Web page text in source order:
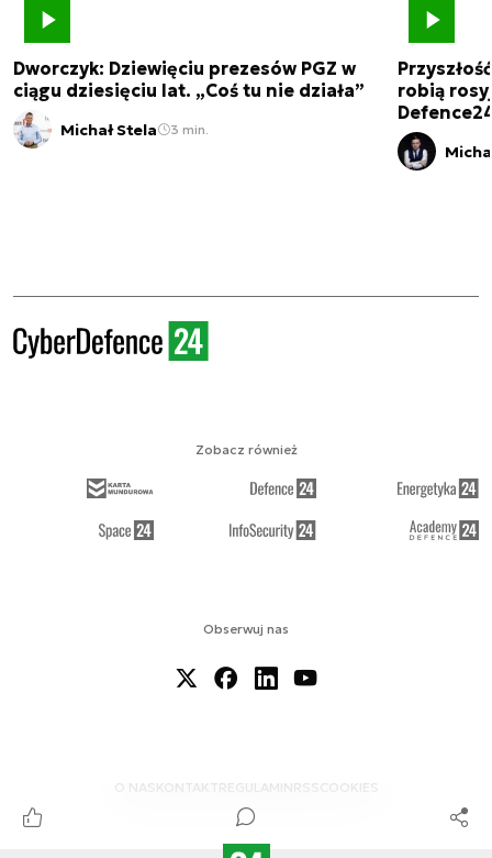
Dworczyk: Dziewięciu prezesów PGZ w
ciągu dziesięciu lat. „Coś tu nie działa”
Michał Stela 3 min.
robią
Obserwuj nas
O NAS KONTAKTREGULAMINRSS COOKIES
Zobacz również